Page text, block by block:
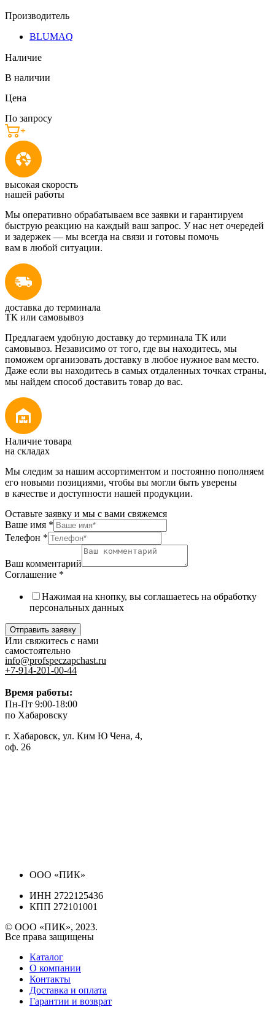
Производитель
BLUMAQ
Наличие
В наличии
Цена
По запросу
высокая скорость
нашей работы
Мы оперативно обрабатываем все заявки и гарантируем
быструю реакцию на каждый ваш запрос. У нас нет очередей
и задержек — мы всегда на связи и готовы помочь
вам в любой ситуации.
доставка до терминала
ТК или самовывоз
Предлагаем удобную доставку до терминала ТК или
самовывоз. Независимо от того, где вы находитесь, мы
поможем организовать доставку в любое нужное вам место.
Даже если вы находитесь в самых отдаленных точках страны,
мы найдем способ доставить товар до вас.
Наличие товара
на складах
Мы следим за нашим ассортиментом и постоянно пополняем
его новыми позициями, чтобы вы могли быть уверены
в качестве и доступности нашей продукции.
Оставьте заявку и мы с вами свяжемся
Ваше имя *
Телефон *
Ваш комментарий
Соглашение *
Нажимая на кнопку, вы соглашаетесь на обработку
персональных данных
Отправить заявку
Или свяжитесь с нами
самостоятельно
info@profspeczapchast.ru
+7-914-201-00-44
Время работы:
Пн-Пт 9:00-18:00
по Хабаровску
г. Хабаровск, ул. Ким Ю Чена, 4,
оф. 26
ООО «ПИК»
ИНН 2722125436
КПП 272101001
© ООО «ПИК», 2023.
Все права защищены
Каталог
О компании
Контакты
Доставка и оплата
Гарантии и возврат